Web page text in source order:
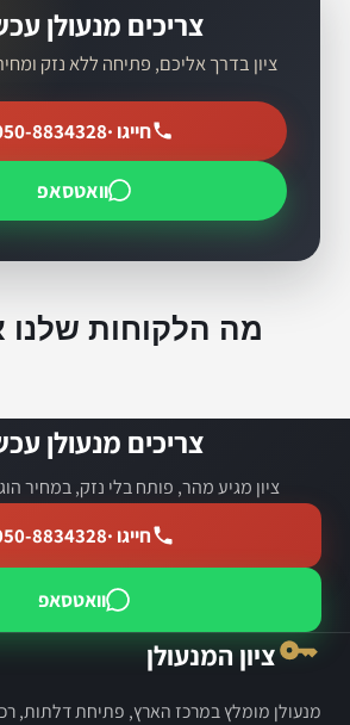
צריכים מנעולן
ציון בדרך אליכם, פתיחה ללא נזק
חייגו ·8834328
וואטסאפ
מה הלקוחות שלנו
צריכים מנעולן
ציון מגיע מהר, פותח בלי נזק, במחיר
חייגו ·8834328
וואטסאפ
ציון המנעולן
מנעולן מומלץ במרכז הארץ, פתיחת דלתות,